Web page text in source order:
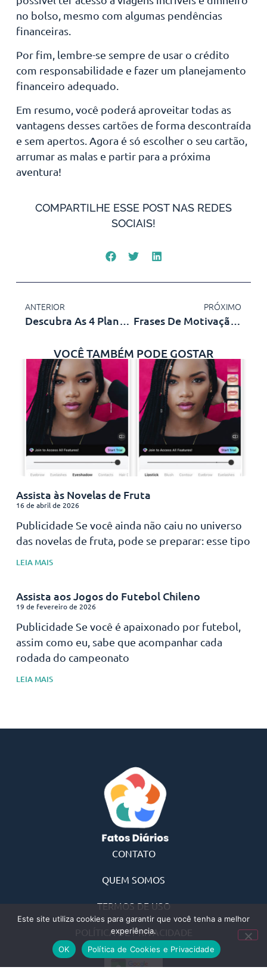
no bolso, mesmo com algumas pendências
financeiras.
Por fim, lembre-se sempre de usar o crédito
com responsabilidade e fazer um planejamento
financeiro adequado.
Em resumo, você poderá aproveitar todas as
vantagens desses cartões de forma descontraída
e sem apertos. Agora é só escolher o seu cartão,
arrumar as malas e partir para a próxima
aventura!
COMPARTILHE ESSE POST NAS REDES
SOCIAIS!
ANTERIOR
Descubra As 4 Plantas Que Curam A Diabetes
PRÓXIMO
Frases De Motivação Diária – Milhares De Frases No Aplicativo Grátis
VOCÊ TAMBÉM PODE GOSTAR
Assista às Novelas de Fruta
16 de abril de 2026
Publicidade Se você ainda não caiu no universo
das novelas de fruta, pode se preparar: esse tipo
LEIA MAIS
Assista aos Jogos do Futebol Chileno
19 de fevereiro de 2026
Publicidade Se você é apaixonado por futebol,
assim como eu, sabe que acompanhar cada
rodada do campeonato
LEIA MAIS
CONTATO
QUEM SOMOS
TERMOS DE USO
POLÍTICA DE PRIVACIDADE
Este site utiliza cookies para garantir que você tenha a melhor
experiência.
OK
Política de Cookies e Privacidade